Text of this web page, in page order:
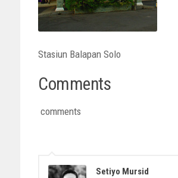
Stasiun Balapan Solo
Comments
comments
Setiyo Mursid